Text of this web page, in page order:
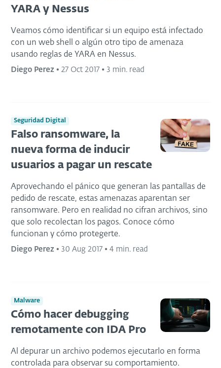
YARA y Nessus
Veamos cómo identificar si un equipo está infectado
con un web shell o algún otro tipo de amenaza
usando reglas de YARA en Nessus.
Diego Perez • 27 Oct 2017 • 3 min. read
Seguridad Digital
Falso ransomware, la
nueva forma de inducir
usuarios a pagar un rescate
Aprovechando el pánico que generan las pantallas de
pedido de rescate, estas amenazas aparentan ser
ransomware. Pero en realidad no cifran archivos, sino
que solo recolectan los pagos. Conoce cómo
funcionan y cómo protegerte.
Diego Perez • 30 Aug 2017 • 4 min. read
Malware
Cómo hacer debugging
remotamente con IDA Pro
Al depurar un archivo podemos ejecutarlo en forma
controlada para observar su comportamiento.